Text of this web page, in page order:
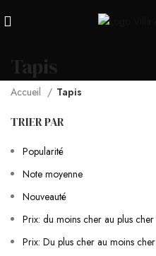
Tapis
Accueil Tapis
TRIER PAR
Popularité
Note moyenne
Nouveauté
Prix: du moins cher au plus cher
Prix: Du plus cher au moins cher